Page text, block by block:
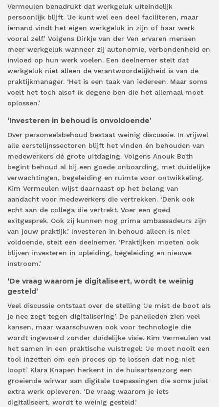
Vermeulen benadrukt dat werkgeluk uiteindelijk
persoonlijk blijft. ‘Je kunt wel een deel faciliteren, maar
iemand vindt het eigen werkgeluk in zijn of haar werk
vooral zelf.’ Volgens Dirkje van der Ven ervaren mensen
meer werkgeluk wanneer zij autonomie, verbondenheid en
invloed op hun werk voelen. Een deelnemer stelt dat
werkgeluk niet alleen de verantwoordelijkheid is van de
praktijkmanager. ‘Het is een taak van iedereen. Maar soms
voelt het toch alsof ik degene ben die het allemaal moet
oplossen.’
‘Investeren in behoud is onvoldoende’
Over personeelsbehoud bestaat weinig discussie. In vrijwel
alle eerstelijnssectoren blijft het vinden én behouden van
medewerkers dé grote uitdaging. Volgens Anouk Both
begint behoud al bij een goede onboarding, met duidelijke
verwachtingen, begeleiding en ruimte voor ontwikkeling.
Kim Vermeulen wijst daarnaast op het belang van
aandacht voor medewerkers die vertrekken. ‘Denk ook
echt aan de collega die vertrekt. Voer een goed
exitgesprek. Ook zij kunnen nog prima ambassadeurs zijn
van jouw praktijk.’ Investeren in behoud alleen is niet
voldoende, stelt een deelnemer. ‘Praktijken moeten ook
blijven investeren in opleiding, begeleiding en nieuwe
instroom.’
‘De vraag waarom je digitaliseert, wordt te weinig
gesteld’
Veel discussie ontstaat over de stelling ‘Je mist de boot als
je nee zegt tegen digitalisering’. De panelleden zien veel
kansen, maar waarschuwen ook voor technologie die
wordt ingevoerd zonder duidelijke visie. Kim Vermeulen vat
het samen in een praktische vuistregel: ‘Je moet nooit een
tool inzetten om een proces op te lossen dat nog niet
loopt.’ Klara Knapen herkent in de huisartsenzorg een
groeiende wirwar aan digitale toepassingen die soms juist
extra werk opleveren. ‘De vraag waarom je iets
digitaliseert, wordt te weinig gesteld.’